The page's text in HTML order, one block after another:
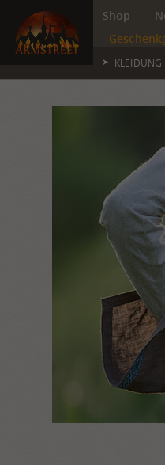
Shop
KLEIDUNG